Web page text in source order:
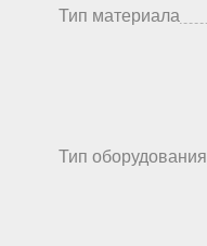
Тип материала
Тип оборудования